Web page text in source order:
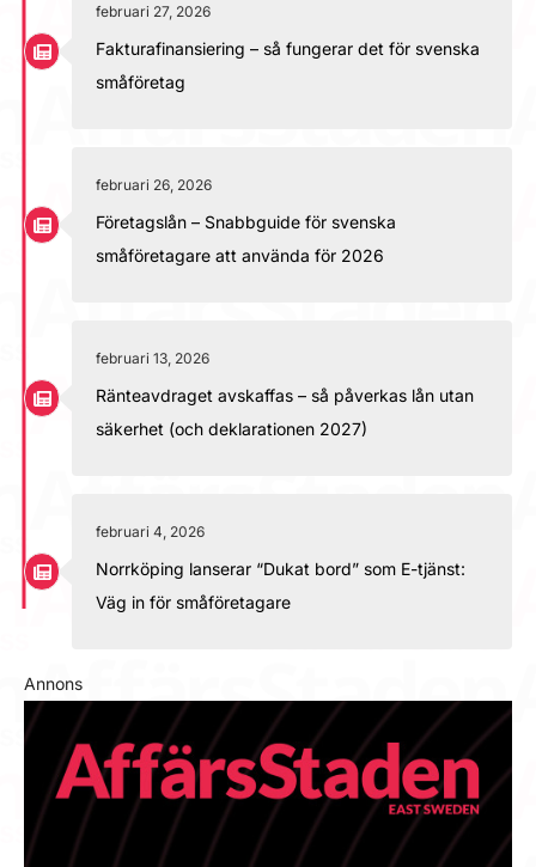
februari 27, 2026
Fakturafinansiering – så fungerar det för svenska
småföretag
februari 26, 2026
Företagslån – Snabbguide för svenska
småföretagare att använda för 2026
februari 13, 2026
Ränteavdraget avskaffas – så påverkas lån utan
säkerhet (och deklarationen 2027)
februari 4, 2026
Norrköping lanserar “Dukat bord” som E-tjänst:
Väg in för småföretagare
Annons